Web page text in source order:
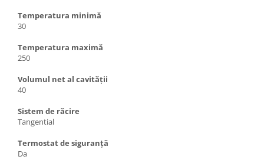
Temperatura minimă
30
Temperatura maximă
250
Volumul net al cavității
40
Sistem de răcire
Tangential
Termostat de siguranță
Da